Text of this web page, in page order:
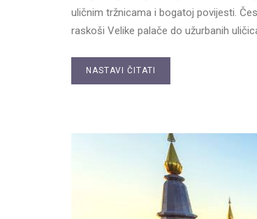
uličnim tržnicama i bogatoj povijesti.
raskoši Velike palače do užurbanih
NASTAVI ČITATI